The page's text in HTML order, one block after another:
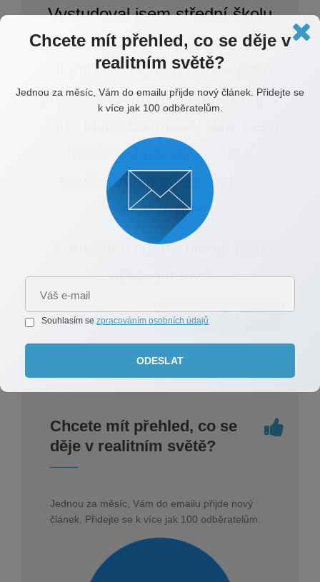
Vystudoval jsem střední školu
technickou a obchodní v
Olomouci. Do Olomouce jsem
přišel za sportem. Judo trénuji v
trenér v Judo do škol a v
součastnosti p
ůsobím jako
realitní makléř.
„Pomáhám lidem, hledat jejich
nový domov.“
>>VÍCE ZDE>>
Chcete mít přehled, co se
děje v realitním světě?
Jednou za měsíc, Vám do emailu přijde nový
článek. Přidejte se k více jak 100 odběratelům.
Chcete mít přehled, co se děje v
realitním světě?
Jednou za měsíc, Vám do emailu přijde nový článek. Přidejte se
k více jak 100 odběratelům.
Souhlasím se zpracováním osobních údajů
ODESLAT